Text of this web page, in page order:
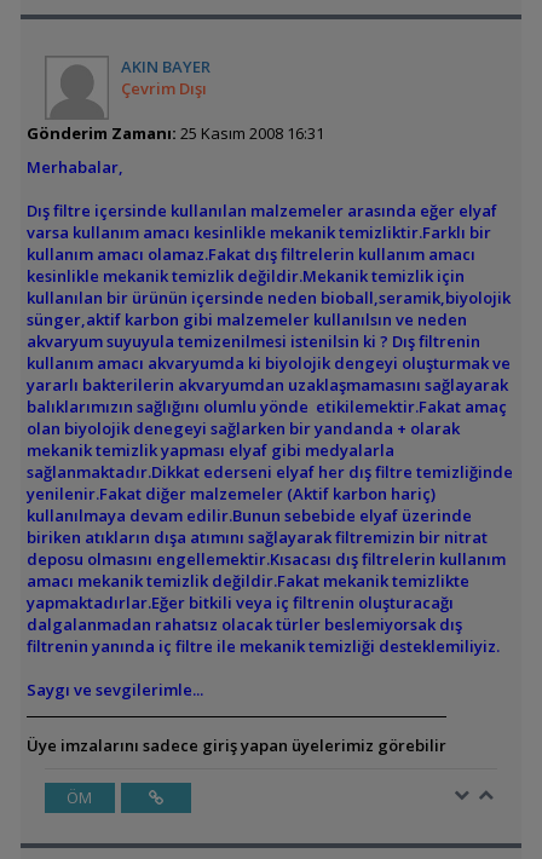
AKIN BAYER
Çevrim Dışı
Gönderim Zamanı: 25 Kasım 2008 16:31
Merhabalar,
Dış filtre içersinde kullanılan malzemeler arasında eğer elyaf
varsa kullanım amacı kesinlikle mekanik temizliktir.Farklı bir
kullanım amacı olamaz.Fakat dış filtrelerin kullanım amacı
kesinlikle mekanik temizlik değildir.Mekanik temizlik için
kullanılan bir ürünün içersinde neden bioball,seramik,biyolojik
sünger,aktif karbon gibi malzemeler kullanılsın ve neden
akvaryum suyuyula temizenilmesi istenilsin ki ? Dış filtrenin
kullanım amacı akvaryumda ki biyolojik dengeyi oluşturmak ve
yararlı bakterilerin akvaryumdan uzaklaşmamasını sağlayarak
balıklarımızın sağlığını olumlu yönde etikilemektir.Fakat amaç
olan biyolojik denegeyi sağlarken bir yandanda + olarak
mekanik temizlik yapması elyaf gibi medyalarla
sağlanmaktadır.Dikkat ederseni elyaf her dış filtre temizliğinde
yenilenir.Fakat diğer malzemeler (Aktif karbon hariç)
kullanılmaya devam edilir.Bunun sebebide elyaf üzerinde
biriken atıkların dışa atımını sağlayarak filtremizin bir nitrat
deposu olmasını engellemektir.Kısacası dış filtrelerin kullanım
amacı mekanik temizlik değildir.Fakat mekanik temizlikte
yapmaktadırlar.Eğer bitkili veya iç filtrenin oluşturacağı
dalgalanmadan rahatsız olacak türler beslemiyorsak dış
filtrenin yanında iç filtre ile mekanik temizliği desteklemiliyiz.
Saygı ve sevgilerimle...
Üye imzalarını sadece giriş yapan üyelerimiz görebilir
ÖM